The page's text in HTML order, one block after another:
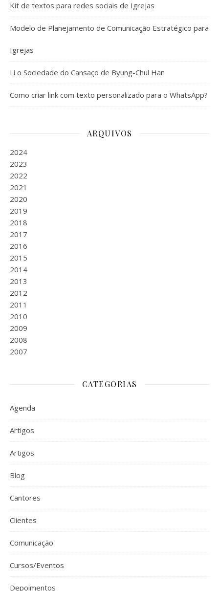
Kit de textos para redes sociais de Igrejas
Modelo de Planejamento de Comunicação Estratégico para
Igrejas
Li o Sociedade do Cansaço de Byung-Chul Han
Como criar link com texto personalizado para o WhatsApp?
ARQUIVOS
2024
2023
2022
2021
2020
2019
2018
2017
2016
2015
2014
2013
2012
2011
2010
2009
2008
2007
CATEGORIAS
Agenda
Artigos
Artigos
Blog
Cantores
Clientes
Comunicação
Cursos/Eventos
Depoimentos